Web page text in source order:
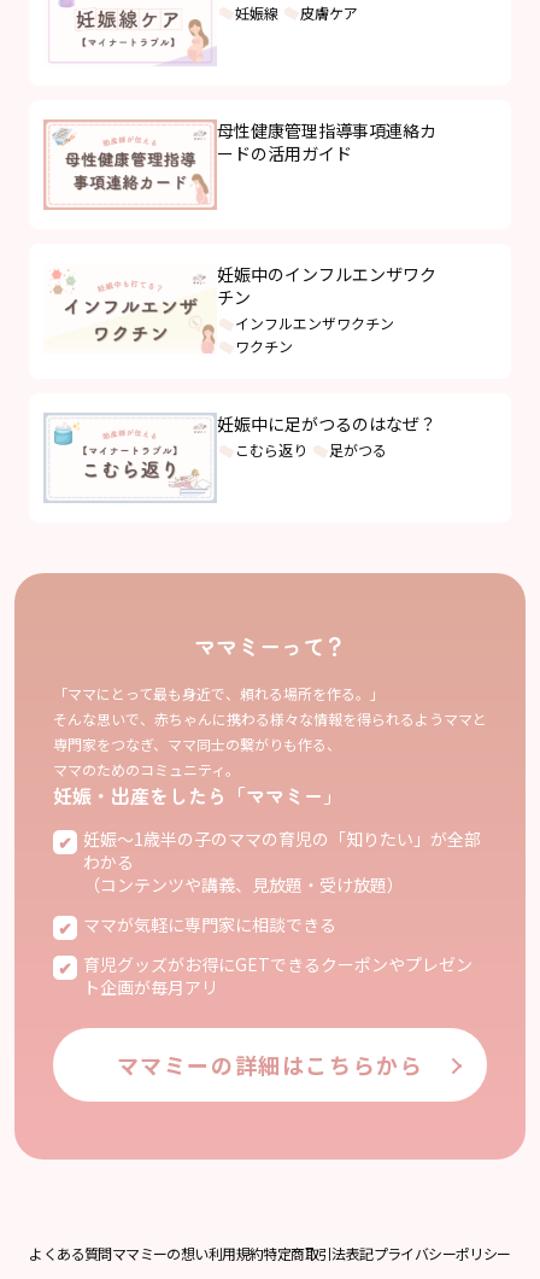
妊娠線 皮膚ケア
母性健康管理指導事項連絡カ
ードの活用ガイド
妊娠中のインフルエンザワク
チン
インフルエンザワクチン
ワクチン
妊娠中に足がつるのはなぜ？
こむら返り 足がつる
ママミーって？
「ママにとって最も身近で、頼れる場所を作る。」
そんな思いで、赤ちゃんに携わる様々な情報を得られるようママと
専門家をつなぎ、ママ同士の繋がりも作る、
ママのためのコミュニティ。
妊娠・出産をしたら「ママミー」
妊娠〜1歳半の子のママの育児の「知りたい」が全部
わかる
（コンテンツや講義、見放題・受け放題）
ママが気軽に専門家に相談できる
育児グッズがお得にGETできるクーポンやプレゼン
ト企画が毎月アリ
ママミーの詳細はこちらから
よくある質問ママミーの想い利用規約特定商取引法表記プライバシーポリシー